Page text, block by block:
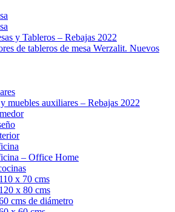
y Tableros – Rebajas 2022
de tableros de mesa Werzalit. Nuevos
muebles auxiliares – Rebajas 2022
– Office Home
x 70 cms
x 80 cms
cms de diámetro